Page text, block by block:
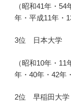
（昭和41年・
年・平成11年・
3位 日本大学
（昭和10年・
年・40年・42年
2位 早稲田大学